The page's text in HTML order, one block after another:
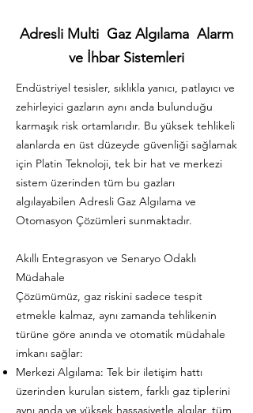
Adresli Multi Gaz Algılama Alarm
ve İhbar Sistemleri
Endüstriyel tesisler, sıklıkla yanıcı, patlayıcı ve
zehirleyici gazların aynı anda bulunduğu
karmaşık risk ortamlarıdır. Bu yüksek tehlikeli
alanlarda en üst düzeyde güvenliği sağlamak
için Platin Teknoloji, tek bir hat ve merkezi
sistem üzerinden tüm bu gazları
algılayabilen Adresli Gaz Algılama ve
Otomasyon Çözümleri sunmaktadır.
Akıllı Entegrasyon ve Senaryo Odaklı
Müdahale
Çözümümüz, gaz riskini sadece tespit
etmekle kalmaz, aynı zamanda tehlikenin
türüne göre anında ve otomatik müdahale
imkanı sağlar:
Merkezi Algılama: Tek bir iletişim hattı
üzerinden kurulan sistem, farklı gaz tiplerini
aynı anda ve yüksek hassasiyetle algılar, tüm